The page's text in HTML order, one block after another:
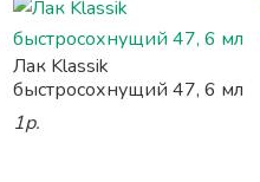
Лак Klassik
быстросохнущий 47, 6 мл
1р.